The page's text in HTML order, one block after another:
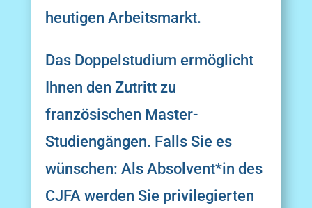
heutigen Arbeitsmarkt.
Das Doppelstudium ermöglicht
Ihnen den Zutritt zu
französischen Master-
Studiengängen. Falls Sie es
wünschen: Als Absolvent*in des
CJFA werden Sie privilegierten